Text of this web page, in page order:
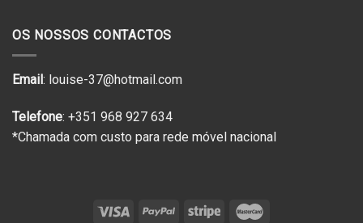
OS NOSSOS CONTACTOS
Email: louise-37@hotmail.com
Telefone: +351 968 927 634
*Chamada com custo para rede móvel nacional